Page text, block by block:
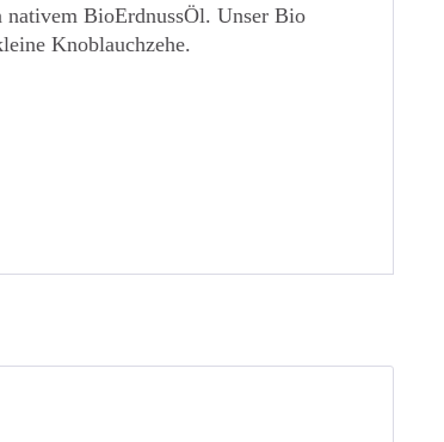
nativem BioErdnussÖl. Unser Bio
Knoblauchzehe.